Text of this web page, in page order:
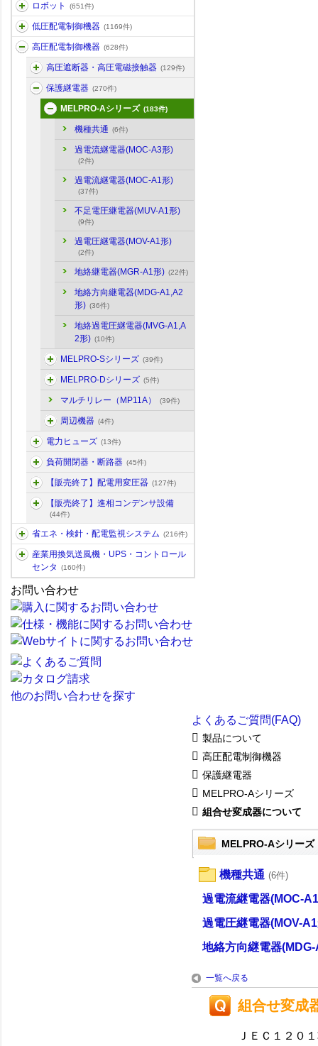
ロボット (651件)
低圧配電制御機器 (1169件)
高圧配電制御機器 (628件)
高圧遮断器・高圧電磁接触器 (129件)
保護継電器 (270件)
MELPRO-Aシリーズ (183件)
機種共通 (6件)
過電流継電器(MOC-A3形)
(2件)
過電流継電器(MOC-A1形)
(37件)
不足電圧継電器(MUV-A1形)
(9件)
過電圧継電器(MOV-A1形)
(2件)
地絡継電器(MGR-A1形) (22件)
地絡方向継電器(MDG-A1,A2
形) (36件)
地絡過電圧継電器(MVG-A1,A
2形) (10件)
MELPRO-Sシリーズ (39件)
MELPRO-Dシリーズ (5件)
マルチリレー（MP11A） (39件)
周辺機器 (4件)
電力ヒューズ (13件)
負荷開閉器・断路器 (45件)
【販売終了】配電用変圧器 (127件)
【販売終了】進相コンデンサ設備
(44件)
省エネ・検針・配電監視システム (216件)
産業用換気送風機・UPS・コントロール
センタ
(160件)
お問い合わせ
他のお問い合わせを探す
よくあるご質問(FAQ)
製品について
高圧配電制御機器
保護継電器
MELPRO-Aシリーズ
組合せ変成器について
MELPRO-Aシリーズ
機種共通 (6件)
過電流継電器(MOC-
過電圧継電器(MOV-
地絡方向継電器
一覧へ戻る
組合せ変成
ＪＥＣ１２０